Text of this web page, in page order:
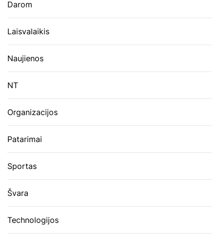
Darom
Laisvalaikis
Naujienos
NT
Organizacijos
Patarimai
Sportas
Švara
Technologijos